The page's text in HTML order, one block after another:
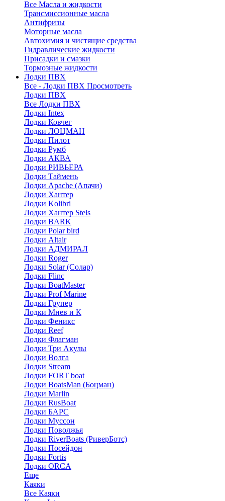
Все Масла и жидкости
Трансмиссионные масла
Антифризы
Моторные масла
Автохимия и чистящие средства
Гидравлические жидкости
Присадки и смазки
Тормозные жидкости
Лодки ПВХ
Все - Лодки ПВХ Просмотреть
Лодки ПВХ
Все Лодки ПВХ
Лодки Intex
Лодки Ковчег
Лодки ЛОЦМАН
Лодки Пилот
Лодки Румб
Лодки АКВА
Лодки РИВЬЕРА
Лодки Таймень
Лодки Apache (Апачи)
Лодки Хантер
Лодки Kolibri
Лодки Хантер Stels
Лодки BARK
Лодки Polar bird
Лодки Altair
Лодки АДМИРАЛ
Лодки Roger
Лодки Solar (Солар)
Лодки Flinc
Лодки BoatMaster
Лодки Prof Marine
Лодки Групер
Лодки Мнев и К
Лодки Феникс
Лодки Reef
Лодки Флагман
Лодки Три Акулы
Лодки Волга
Лодки Stream
Лодки FORT boat
Лодки BoatsMan (Боцман)
Лодки Marlin
Лодки RusBoat
Лодки БАРС
Лодки Муссон
Лодки Поволжья
Лодки RiverBoats (РиверБотс)
Лодки Посейдон
Лодки Fortis
Лодки ORCA
Еще
Каяки
Все Каяки